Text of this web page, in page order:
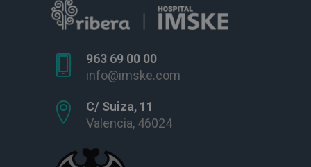
963 69 00 00
info@imske.com
C/ Suiza, 11
Valencia, 46024